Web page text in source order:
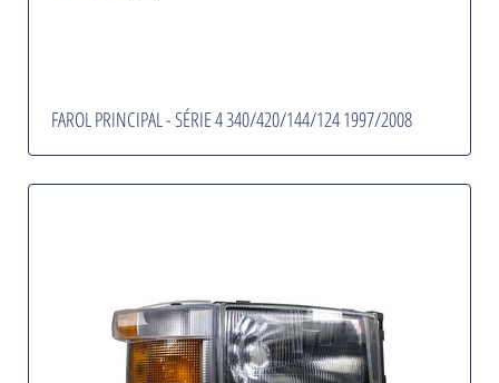
FAROL PRINCIPAL - SÉRIE 4 340/420/144/124 1997/2008